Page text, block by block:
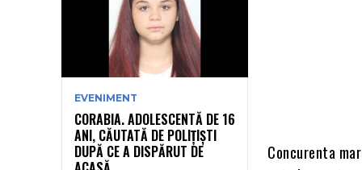
EVENIMENT
CORABIA. ADOLESCENTĂ DE 16
ANI, CĂUTATĂ DE POLIȚIȘTI
DUPĂ CE A DISPĂRUT DE
Concurenta